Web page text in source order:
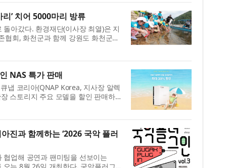
’ 치어 5000마리 방류
아갔다. 환경재단(이사장 최열)은 지
협회, 화천군과 함께 강원도 화천군
리’ ...
NAS 특가 판매
냅 코리아(QNAP Korea, 지사장 알렉
스토리지 주요 모델을 할인 판매하
다. 이번 행...
진과 함께하는 ‘2026 국악 플러
업해 공연과 팬미팅을 선보이는